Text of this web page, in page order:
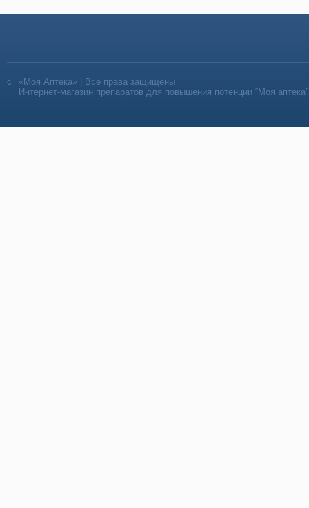
«Моя Аптека» | Все права защищены
Интернет-магазин препаратов для повышения потенции “Моя